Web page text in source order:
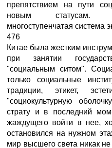
препятствием на пути
новым статусам.
многоступенчатая система
476
Китае была жестким
при занятии
"социальным ситом".
только социальные
традиции, этикет,
"социокультурную
страту и в последний
жаждущего войти в нее,
остановился на нужном
мир высшего света никак